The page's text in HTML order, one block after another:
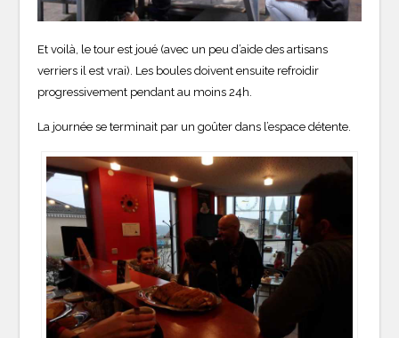
Et voilà, le tour est joué (avec un peu d’aide des artisans
verriers il est vrai). Les boules doivent ensuite refroidir
progressivement pendant au moins 24h.
La journée se terminait par un goûter dans l’espace détente.